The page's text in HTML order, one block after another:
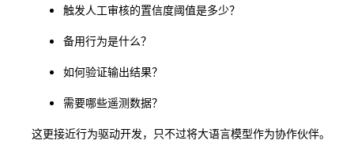
触发人工审核的置信度阈值是多少？
备用行为是什么？
如何验证输出结果？
需要哪些遥测数据？
这更接近行为驱动开发，只不过将大语言模型作为协作伙伴。